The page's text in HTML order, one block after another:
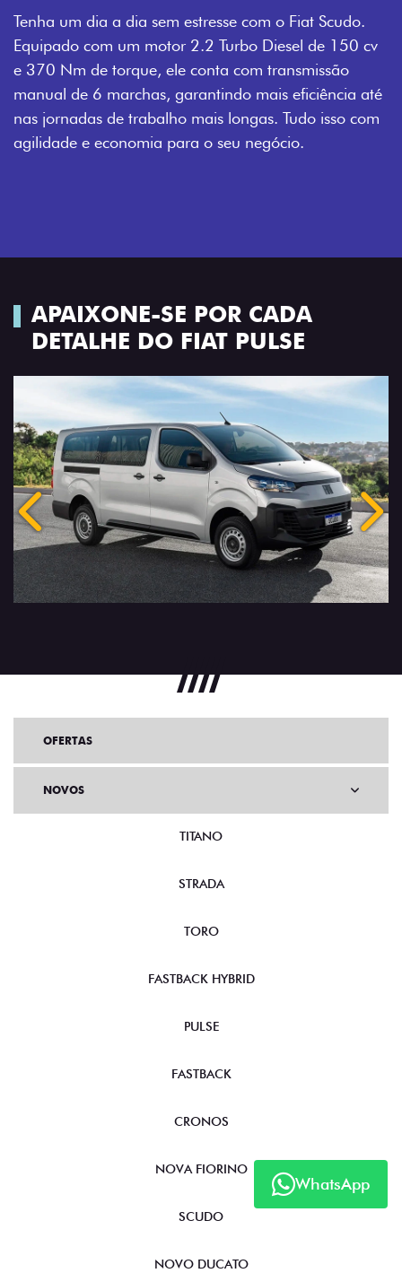
Tenha um dia a dia sem estresse com o Fiat Scudo.
Equipado com um motor 2.2 Turbo Diesel de 150 cv
e 370 Nm de torque, ele conta com transmissão
manual de 6 marchas, garantindo mais eficiência até
nas jornadas de trabalho mais longas. Tudo isso com
agilidade e economia para o seu negócio.
APAIXONE-SE POR CADA
DETALHE DO FIAT PULSE
Anterior
WhatsApp
OFERTAS
NOVOS
TITANO
STRADA
TORO
FASTBACK HYBRID
PULSE
FASTBACK
CRONOS
NOVA FIORINO
SCUDO
NOVO DUCATO